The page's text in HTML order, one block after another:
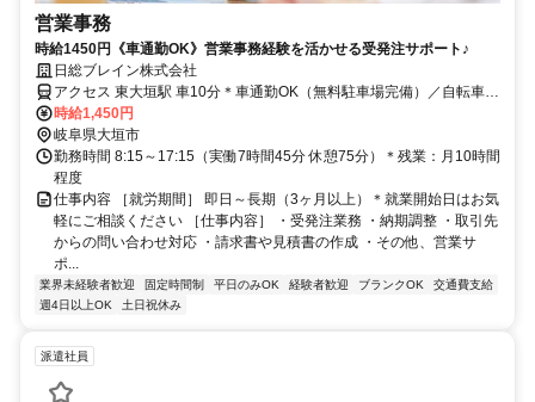
営業事務
時給1450円《車通勤OK》営業事務経験を活かせる受発注サポート♪
日総ブレイン株式会社
アクセス 東大垣駅 車10分＊車通勤OK（無料駐車場完備）／自転車通
勤OK
時給1,450円
岐阜県大垣市
勤務時間 8:15～17:15（実働7時間45分 休憩75分）＊残業：月10時間
程度
仕事内容 ［就労期間］ 即日～長期（3ヶ月以上）＊就業開始日はお気
軽にご相談ください ［仕事内容］ ・受発注業務 ・納期調整 ・取引先
からの問い合わせ対応 ・請求書や見積書の作成 ・その他、営業サ
ポ...
業界未経験者歓迎 固定時間制 平日のみOK 経験者歓迎 ブランクOK
交通費支給
週4日以上OK
土日祝休み
派遣社員